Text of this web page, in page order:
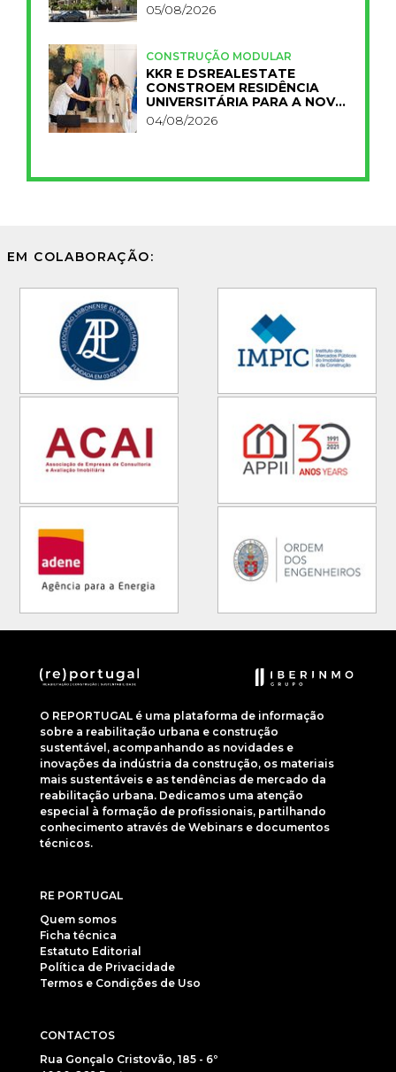
05/08/2026
CONSTRUÇÃO MODULAR
KKR E DSREALESTATE
CONSTROEM RESIDÊNCIA
UNIVERSITÁRIA PARA A NOVA
FCT
04/08/2026
EM COLABORAÇÃO:
O REPORTUGAL é uma plataforma de informação
sobre a reabilitação urbana e construção
sustentável, acompanhando as novidades e
inovações da indústria da construção, os materiais
mais sustentáveis e as tendências de mercado da
reabilitação urbana. Dedicamos uma atenção
especial à formação de profissionais, partilhando
conhecimento através de Webinars e documentos
técnicos.
RE PORTUGAL
Quem somos
Ficha técnica
Estatuto Editorial
Política de Privacidade
Termos e Condições de Uso
CONTACTOS
Rua Gonçalo Cristovão, 185 - 6º